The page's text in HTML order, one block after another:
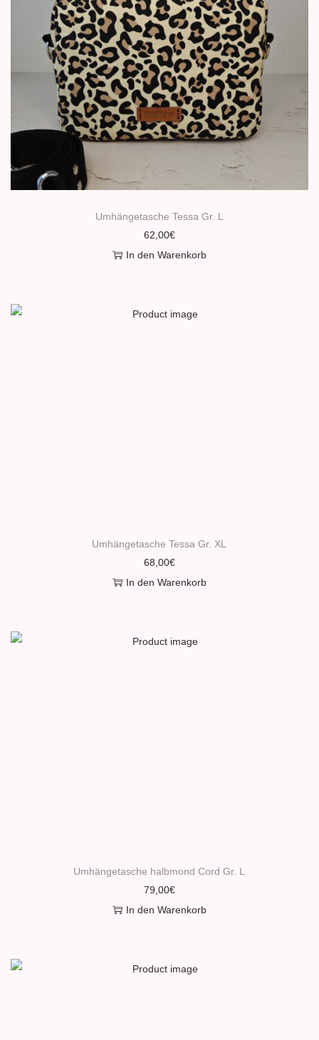
Umhängetasche Tessa Gr. L
62,00€
In den Warenkorb
Umhängetasche Tessa Gr. XL
68,00€
In den Warenkorb
Umhängetasche halbmond Cord Gr. L
79,00€
In den Warenkorb